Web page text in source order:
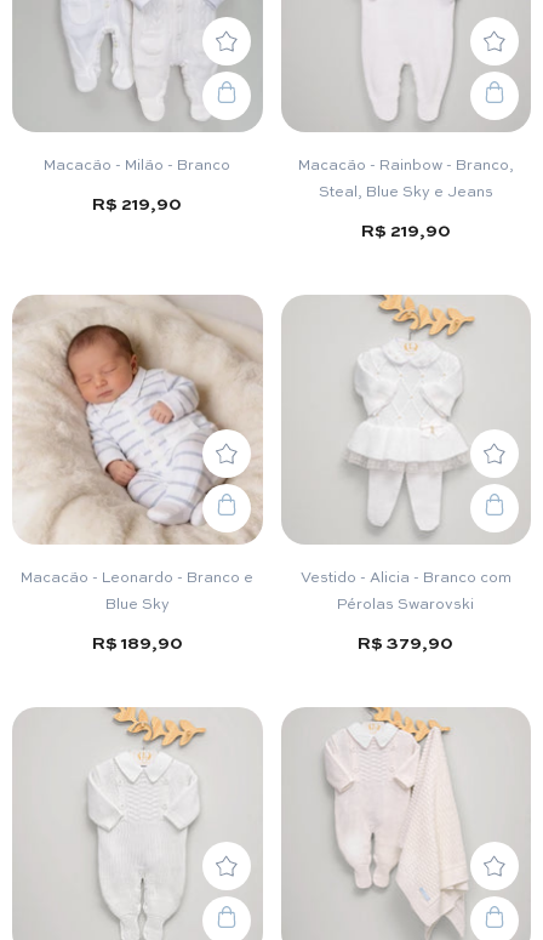
Macacão - Milão - Branco
R$ 219,90
Macacão - Rainbow - Branco,
Steal, Blue Sky e Jeans
R$ 219,90
Macacão - Leonardo - Branco e
Blue Sky
R$ 189,90
Vestido - Alicia - Branco com
Pérolas Swarovski
R$ 379,90